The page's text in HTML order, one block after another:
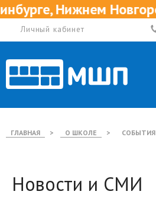
и Казани
Личный кабинет
ГЛАВНАЯ > О ШКОЛЕ > СОБЫТИЯ
Новости и СМИ